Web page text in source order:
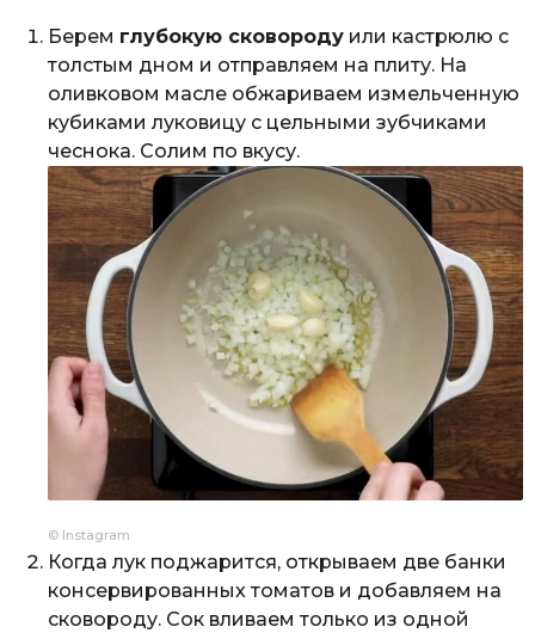
Берем глубокую сковороду или кастрюлю с
толстым дном и отправляем на плиту. На
оливковом масле обжариваем измельченную
кубиками луковицу с цельными зубчиками
чеснока. Солим по вкусу.
© Instagram
Когда лук поджарится, открываем две банки
консервированных томатов и добавляем на
сковороду. Сок вливаем только из одной